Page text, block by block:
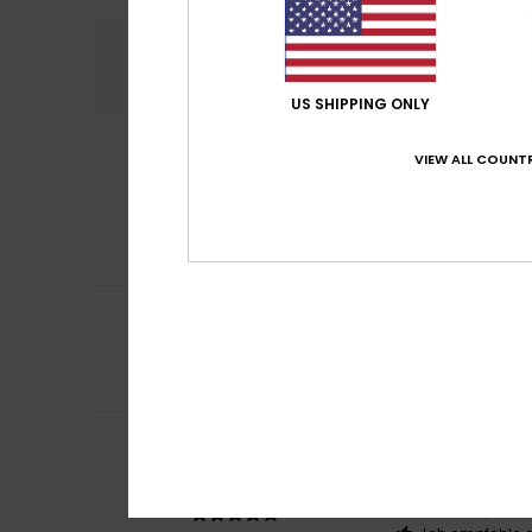
Komfort
4.4
US SHIPPING ONLY
VIEW ALL